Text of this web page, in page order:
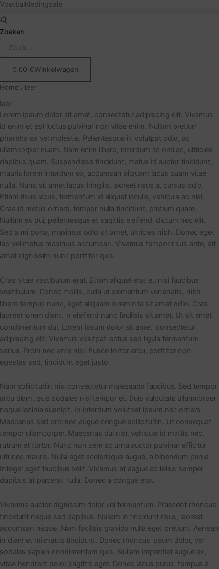
Ga
naar
de
Voetbalkledingsale
Zoeken
0.00 €Winkelwagen
Home / leer
leer
Lorem ipsum dolor sit amet, consectetur adipiscing elit. Vivamus
id enim et est luctus pulvinar non vitae enim. Nullam pretium
pharetra ex vel molestie. Pellentesque in volutpat odio, ac
ullamcorper quam. Nam enim libero, interdum ac orci ac, ultricies
dapibus quam. Suspendisse tincidunt, metus id auctor tincidunt,
mauris lorem interdum ex, accumsan aliquam lacus quam vitae
nulla. Nunc sit amet lacus fringilla, laoreet risus a, cursus odio.
Etiam risus lacus, fermentum id aliquet iaculis, vehicula ac nisi.
Cras id metus ornare, tempor nulla tincidunt, pretium quam.
Nullam ex dui, pellentesque et sagittis eleifend, dictum nec elit.
Sed a mi porta, maximus odio sit amet, ultricies nibh. Donec eget
leo vel metus maximus accumsan. Vivamus tempor risus ante, sit
amet dignissim nunc porttitor quis.
Cras vitae vestibulum erat. Etiam aliquet erat eu nisi faucibus
vestibulum. Donec mollis, nulla ut elementum venenatis, nibh
libero tempus nunc, eget aliquam lorem nisi sit amet odio. Cras
laoreet lorem diam, in eleifend nunc facilisis sit amet. Ut sit amet
condimentum dui. Lorem ipsum dolor sit amet, consectetur
adipiscing elit. Vivamus volutpat lectus sed ligula fermentum
varius. Proin nec ante nisl. Fusce tortor arcu, porttitor non
egestas sed, tincidunt eget justo.
Nam sollicitudin nisi consectetur malesuada faucibus. Sed tempor
arcu diam, quis sodales nisl tempor et. Duis vulputate ullamcorper
neque lacinia suscipit. In interdum volutpat ipsum nec ornare.
Maecenas sed orci nec augue congue sollicitudin. Ut consequat
tempor ullamcorper. Maecenas dui nisi, vehicula id mattis nec,
rutrum et tortor. Nunc non sem ac urna auctor pulvinar efficitur
ultrices mauris. Nulla eget scelerisque augue, a bibendum purus.
Integer eget faucibus velit. Vivamus at augue ac tellus semper
dapibus at placerat nulla. Donec a congue erat.
Vivamus auctor dignissim dolor vel fermentum. Praesent rhoncus
tincidunt neque sed dapibus. Nullam in tincidunt risus, laoreet
accumsan neque. Nam facilisis gravida nulla eget pretium. Aenean
in diam et mi mattis tincidunt. Donec rhoncus ipsum dolor, vel
sodales sapien condimentum quis. Nullam imperdiet augue ex,
vitae hendrerit dolor sagittis eget. Donec lacus purus, tempus a